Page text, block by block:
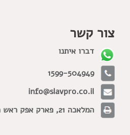
צור קשר
דברו איתנו
1599-504949
info@slavpro.co.il
המלאכה 21, פארק אפק ראש העין